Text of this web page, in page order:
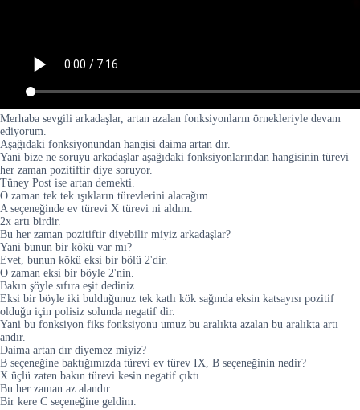
Merhaba sevgili arkadaşlar, artan azalan fonksiyonların örnekleriyle devam
ediyorum.
Aşağıdaki fonksiyonundan hangisi daima artan dır.
Yani bize ne soruyu arkadaşlar aşağıdaki fonksiyonlarından hangisinin türevi
her zaman pozitiftir diye soruyor.
Tüney Post ise artan demekti.
O zaman tek tek ışıkların türevlerini alacağım.
A seçeneğinde ev türevi X türevi ni aldım.
2x artı birdir.
Bu her zaman pozitiftir diyebilir miyiz arkadaşlar?
Yani bunun bir kökü var mı?
Evet, bunun kökü eksi bir bölü 2'dir.
O zaman eksi bir böyle 2'nin.
Bakın şöyle sıfıra eşit dediniz.
Eksi bir böyle iki bulduğunuz tek katlı kök sağında eksin katsayısı pozitif
olduğu için polisiz solunda negatif dir.
Yani bu fonksiyon fiks fonksiyonu umuz bu aralıkta azalan bu aralıkta artı
andır.
Daima artan dır diyemez miyiz?
B seçeneğine baktığımızda türevi ev türev IX, B seçeneğinin nedir?
X üçlü zaten bakın türevi kesin negatif çıktı.
Bu her zaman az alandır.
Bir kere C seçeneğine geldim.